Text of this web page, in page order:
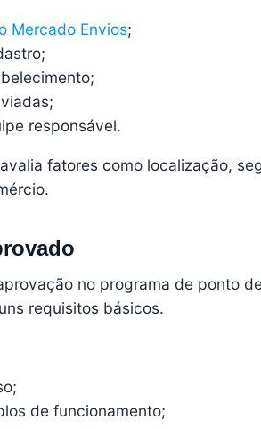
Mercado Envios;
responsável.
fatores como localização,
no programa de ponto
requisitos básicos.
de funcionamento;